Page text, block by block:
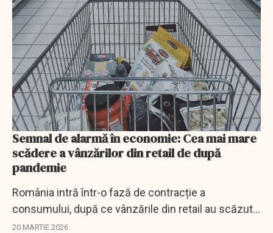
Semnal de alarmă în economie: Cea mai mare
scădere a vânzărilor din retail de după
pandemie
România intră într-o fază de contracție a
consumului, după ce vânzările din retail au scăzut
cu 6,5% în ianuarie 2026, cea mai abruptă diminuare
20 MARTIE 2026